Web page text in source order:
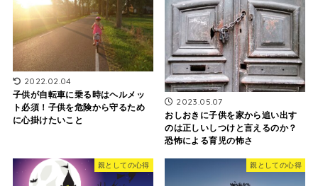
2022.02.04
子供が自転車に乗る時はヘルメッ
ト必須！子供を危険から守るため
に心掛けたいこと
2023.05.07
おしおきに子供を家から追い出す
のは正しいしつけと言えるのか？
恐怖による育児の怖さ
親としての心得 親としての心得